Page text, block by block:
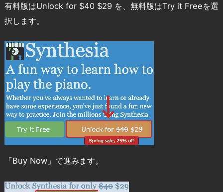
有料版はUnlock for $40 $29 を、無料版はTry it Freeを選
択します。
「Buy Now」で進みます。